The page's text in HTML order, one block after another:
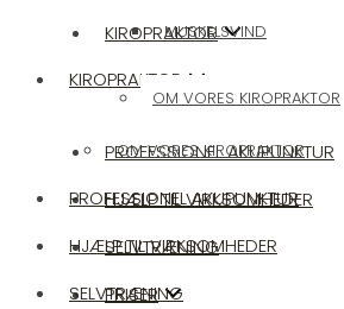
KIROPRAKTOR
OM VORES KIROPRAKTOR
PROFESSIONEL AKUPUNKTUR
HJÆLP TIL VIRKSOMHEDER
SELVTRÆNING
PRISER
MUSKELSVIND
KIROPRAKTOR
OM VORES KIROPRAKTOR
PROFESSIONEL AKUPUNKTUR
HJÆLP TIL VIRKSOMHEDER
SELVTRÆNING